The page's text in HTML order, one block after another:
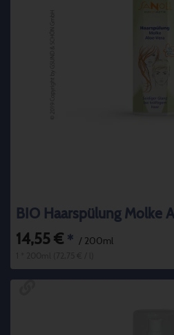
BIO Haarspülung Molke
14,55 € * / 200ml